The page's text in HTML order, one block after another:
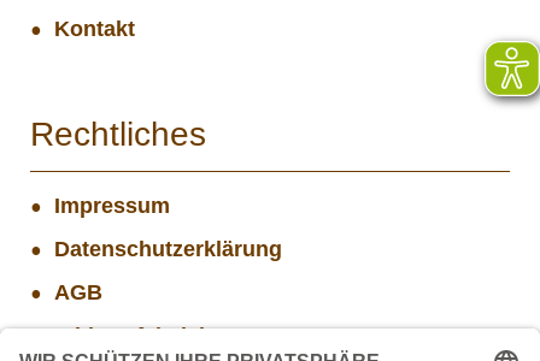
Kontakt
Rechtliches
Impressum
Datenschutzerklärung
AGB
Widerrufsbelehrung